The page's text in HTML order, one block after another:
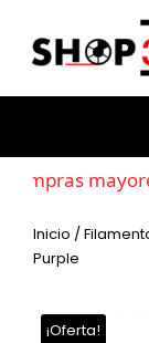
Inicio /
Purple
¡Oferta!